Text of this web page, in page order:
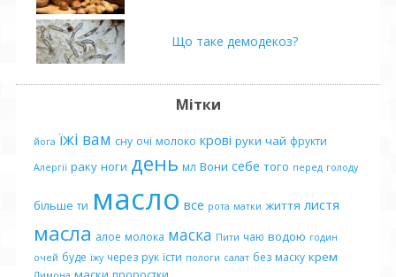
Що таке демодекоз?
Мітки
йога їжі вам сну очі молоко крові руки чай фрукти
Алергії раку ноги день мл Вони себе того перед голоду
більше ти масло все рота матки життя листя
масла алое молока маска Пити чаю водою годин
очей буде їжу через рук їсти пологи салат без маску крем